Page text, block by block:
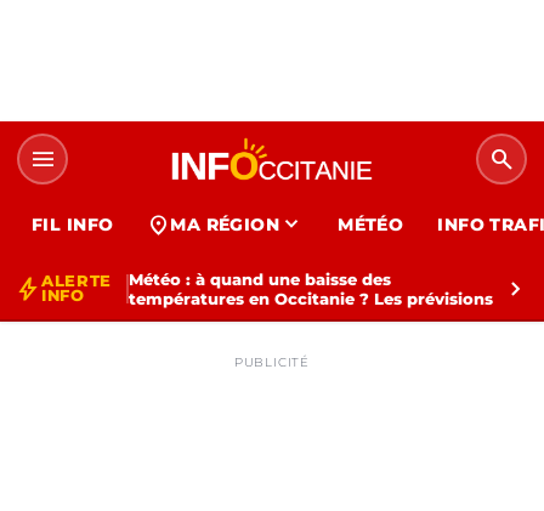
menu search
FIL INFO location_on MA RÉGION expand_more MÉTÉO INFO
bolt ALERTE
INFO
Météo : à quand une baisse des
températures en Occitanie ? Les prévisions
chevron_right
PUBLICITÉ